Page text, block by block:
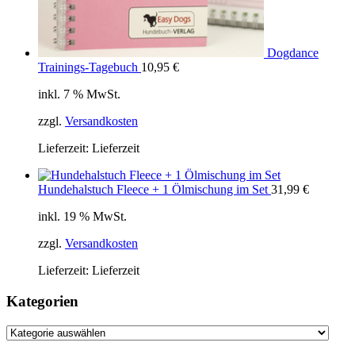
Dogdance
Trainings-Tagebuch 10,95 €
inkl. 7 % MwSt.
zzgl. Versandkosten
Lieferzeit: Lieferzeit
Hundehalstuch Fleece + 1 Ölmischung im Set 31,99 €
inkl. 19 % MwSt.
zzgl. Versandkosten
Lieferzeit: Lieferzeit
Kategorien
Kategorien